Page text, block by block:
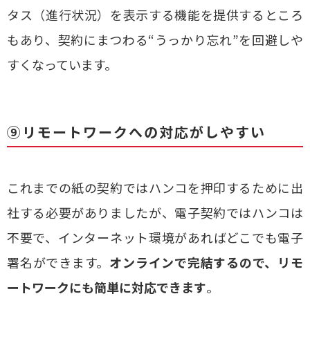
タス（進行状況）を表示する機能を提供するところ
もあり、契約にまつわる“うっかり忘れ”を回避しや
すくなっています。
⑨リモートワークへの対応がしやすい
これまでの紙の契約ではハンコを押印するために出
社する必要がありましたが、電子契約ではハンコは
不要で、インターネット環境があればどこでも電子
署名ができます。 オンラインで完結するので、リモ
ートワークにも簡単に対応できます。